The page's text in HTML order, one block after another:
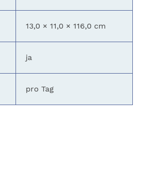
13,0 × 11,0 × 116,0 cm
ja
pro Tag